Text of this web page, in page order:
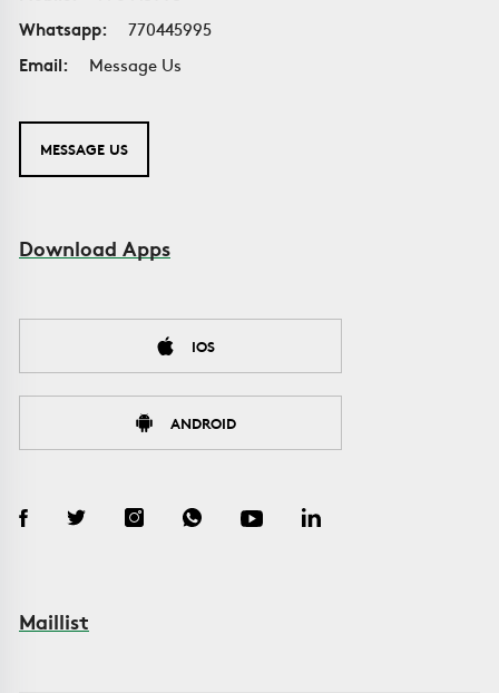
Whatsapp:
770445995
Email:
Message Us
MESSAGE US
Download Apps
IOS
ANDROID
Maillist